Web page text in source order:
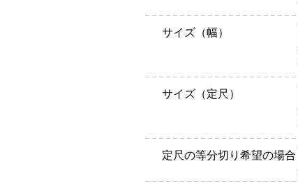
サイズ（幅）
サイズ（定尺）
定尺の等分切り希望の場合